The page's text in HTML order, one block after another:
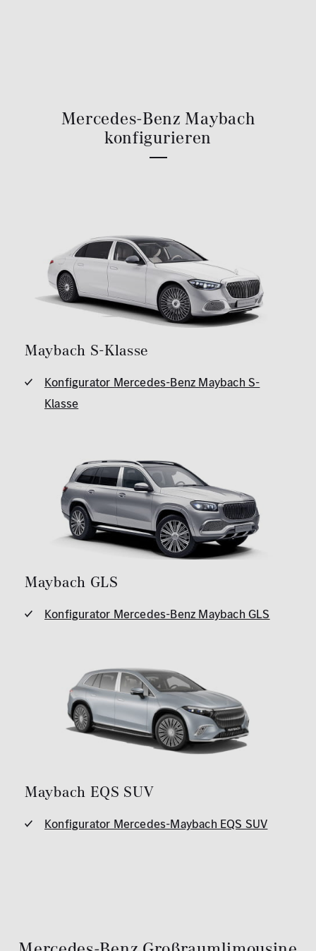
Mercedes-Benz Maybach
konfigurieren
Maybach S-Klasse
Konfigurator Mercedes-Benz Maybach S-
Klasse
Maybach GLS
Konfigurator Mercedes-Benz Maybach GLS
Maybach EQS SUV
Konfigurator Mercedes-Maybach EQS SUV